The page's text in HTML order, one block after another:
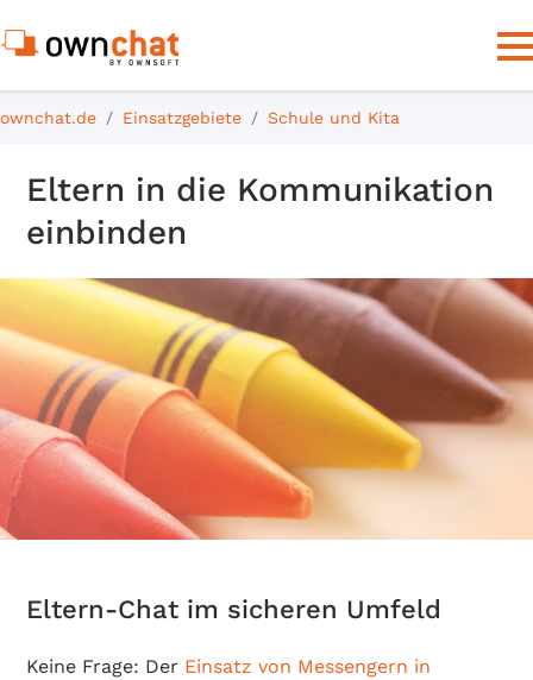
ownchat.de Einsatzgebiete Schule und Kita
Eltern in die Kommunikation
einbinden
Eltern-Chat im sicheren Umfeld
Keine Frage: Der Einsatz von Messengern in